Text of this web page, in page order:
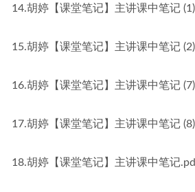
14.胡婷【课堂笔记】主讲课中笔记
15.胡婷【课堂笔记】主讲课中笔记
16.胡婷【课堂笔记】主讲课中笔记
17.胡婷【课堂笔记】主讲课中笔记
18.胡婷【课堂笔记】主讲课中笔记